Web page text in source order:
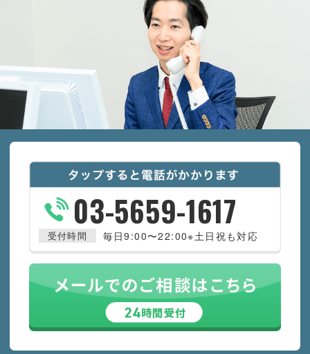
03-5659-1617
受付時間 毎日9:00〜22:00※土日祝も対応